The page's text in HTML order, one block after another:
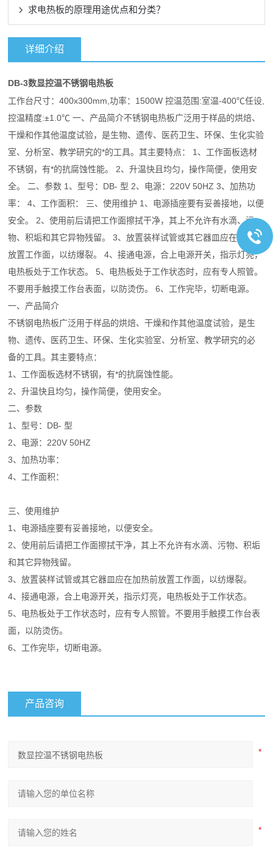
求电热板的原理用途优点和分类？
详细介绍
DB-3数显控温不锈钢 电热板
工作台尺寸：400x300mm,功率：1500W 控温范围:室温-400℃任设,
控温精度:±1.0℃ 一、产品简介不锈钢电热板广泛用于样品的烘焙、
干燥和作其他温度试验，是生物、遗传、医药卫生、环保、生化实验
室、分析室、教学研究的*的工具。其主要特点： 1、工作面板选材
不锈钢，有*的抗腐蚀性能。 2、升温快且均匀，操作简便，使用安
全。 二、参数 1、型号：DB- 型 2、电源：220V 50HZ 3、加热功
率： 4、工作面积： 三、使用维护 1、电源插座要有妥善接地，以便
安全。 2、使用前后请把工作面擦拭干净，其上不允许有水滴、污
物、积垢和其它异物残留。 3、放置装样试管或其它器皿应在加热前
放置工作面，以纺爆裂。 4、接通电源，合上电源开关，指示灯亮，
电热板处于工作状态。 5、电热板处于工作状态时，应有专人照管。
不要用手触摸工作台表面，以防烫伤。 6、工作完毕，切断电源。
一、产品简介
不锈钢电热板广泛用于样品的烘焙、干燥和作其他温度试验，是生
物、遗传、医药卫生、环保、生化实验室、分析室、教学研究的必
备的工具。其主要特点：
1、工作面板选材不锈钢，有*的抗腐蚀性能。
2、升温快且均匀，操作简便，使用安全。
二、参数
1、型号：DB- 型
2、电源：220V 50HZ
3、加热功率：
4、工作面积：
三、使用维护
1、电源插座要有妥善接地，以便安全。
2、使用前后请把工作面擦拭干净，其上不允许有水滴、污物、积垢
和其它异物残留。
3、放置装样试管或其它器皿应在加热前放置工作面，以纺爆裂。
4、接通电源，合上电源开关，指示灯亮，电热板处于工作状态。
5、电热板处于工作状态时，应有专人照管。不要用手触摸工作台表
面，以防烫伤。
6、工作完毕，切断电源。
产品咨询